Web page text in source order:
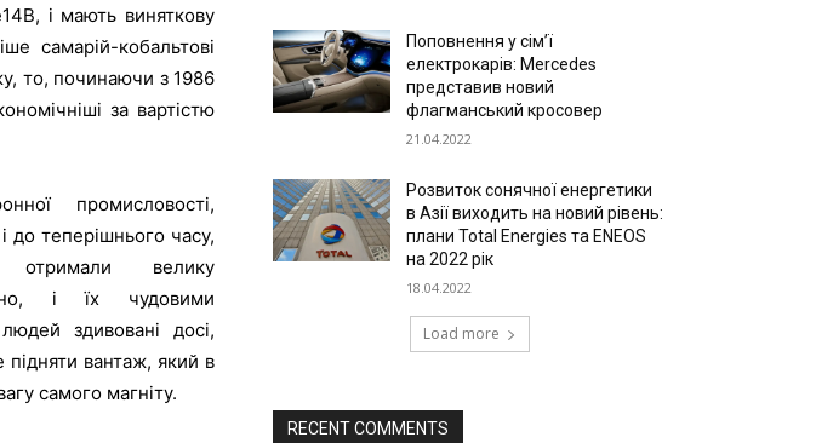
і мають виняткову
самарій-кобальтові
то, починаючи з 1986
за вартістю
промисловості,
до теперішнього часу,
отримали велику
і їх чудовими
здивовані досі,
вантаж, який в
самого магніту.
Поповнення у сім’ї
електрокарів: Mercedes
представив новий
флагманський кросовер
21.04.2022
Розвиток сонячної енергетики
в Азії виходить на новий рівень:
плани Total Energies та ENEOS
на 2022 рік
18.04.2022
Load more
RECENT COMMENTS